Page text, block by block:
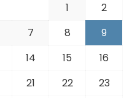
1
2
7 8
9
14 15
16
21 22
23